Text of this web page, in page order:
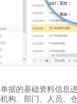
据的基础资料信息
构、部门、人员、